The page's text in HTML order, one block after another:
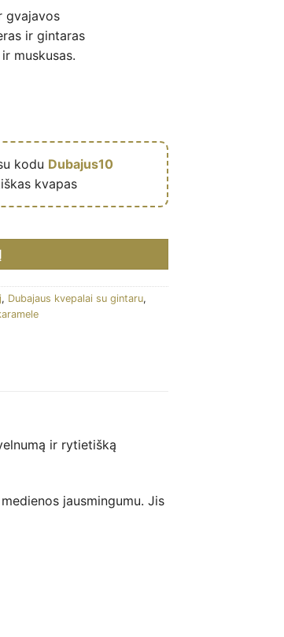
gvajavos
ir gintaras
muskusas.
kodu Dubajus10
kvapas
rose 100 ml) - Khadlaj kiekis
, Dubajaus kvepalai su gintaru,
ir rytietišką
jausmingumu. Jis